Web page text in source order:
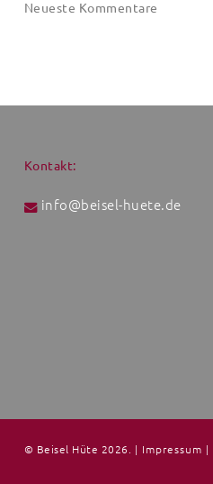
Neueste Kommentare
Kontakt:
info@beisel-huete.de
© Beisel Hüte 2026. | Impressum |